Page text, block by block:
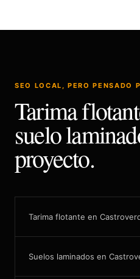
SEO LOCAL, PERO PENSADO
Tarima
suelo
proyecto.
Tarima flotante en
Suelos laminados en